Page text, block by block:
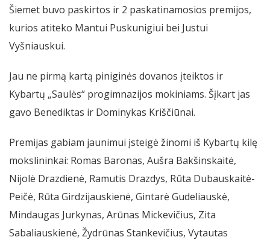
Šiemet buvo paskirtos ir 2 paskatinamosios premijos,
kurios atiteko Mantui Puskunigiui bei Justui
Vyšniauskui.
Jau ne pirmą kartą piniginės dovanos įteiktos ir
Kybartų „Saulės“ progimnazijos mokiniams. Šįkart jas
gavo Benediktas ir Dominykas Kriščiūnai.
Premijas gabiam jaunimui įsteigė žinomi iš Kybartų kilę
mokslininkai: Romas Baronas, Aušra Bakšinskaitė,
Nijolė Drazdienė, Ramutis Drazdys, Rūta Dubauskaitė-
Peičė, Rūta Girdzijauskienė, Gintarė Gudeliauskė,
Mindaugas Jurkynas, Arūnas Mickevičius, Zita
Sabaliauskienė, Žydrūnas Stankevičius, Vytautas